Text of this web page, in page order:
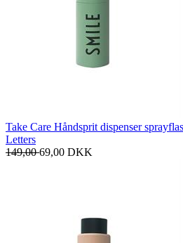
Take Care Håndsprit dispenser
Letters
149,0069,00 DKK